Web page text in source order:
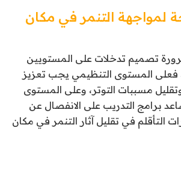
لمواجهة التنمر في مكان
تصميم تدخلات على المستويين
فعلى المستوى التنظيمي يجب تعزيز
مسببات التوتر، وعلى المستوى
برامج التدريب على الانفصال عن
التأقلم في تقليل آثار التنمر في مكان